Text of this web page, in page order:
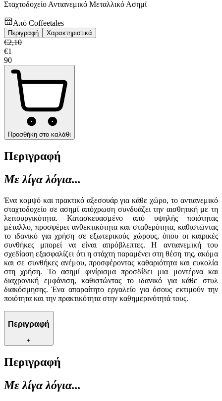
Σταχτοδοχείο Αντιανεμικό Μεταλλικό Ασημί
Από Coffeetales
Περιγραφή Χαρακτηριστικά
€2,10
€1
90
Προσθήκη στο καλάθι
Περιγραφή
Με λίγα λόγια...
Ένα κομψό και πρακτικό αξεσουάρ για κάθε χώρο, το αντιανεμικό
σταχτοδοχείο σε ασημί απόχρωση συνδυάζει την αισθητική με τη
λειτουργικότητα. Κατασκευασμένο από υψηλής ποιότητας
μέταλλο, προσφέρει ανθεκτικότητα και σταθερότητα, καθιστώντας
το ιδανικό για χρήση σε εξωτερικούς χώρους, όπου οι καιρικές
συνθήκες μπορεί να είναι απρόβλεπτες. Η αντιανεμική του
σχεδίαση εξασφαλίζει ότι η στάχτη παραμένει στη θέση της, ακόμα
και σε συνθήκες ανέμου, προσφέροντας καθαριότητα και ευκολία
στη χρήση. Το ασημί φινίρισμα προσδίδει μια μοντέρνα και
διαχρονική εμφάνιση, καθιστώντας το ιδανικό για κάθε στυλ
διακόσμησης. Ένα απαραίτητο εργαλείο για όσους εκτιμούν την
ποιότητα και την πρακτικότητα στην καθημερινότητά τους.
Περιγραφή
+
Περιγραφή
Με λίγα λόγια...